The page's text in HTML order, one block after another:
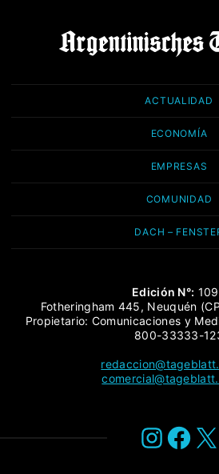
ACTUALIDAD
ECONOMÍA
EMPRESAS
COMUNIDAD
DACH –
Edición N°:
Fotheringham 445, Neuquén
Propietario: Comunicaciones y
800-33333-
X